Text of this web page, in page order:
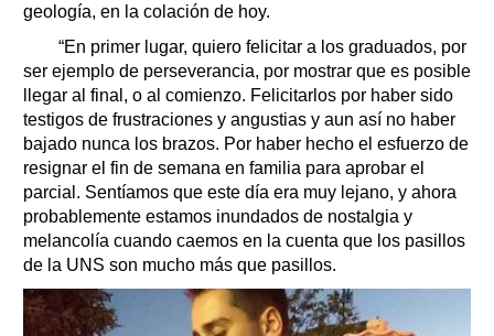
geología, en la colación de hoy.
“En primer lugar, quiero felicitar a los graduados, por
ser ejemplo de perseverancia, por mostrar que es posible
llegar al final, o al comienzo. Felicitarlos por haber sido
testigos de frustraciones y angustias y aun así no haber
bajado nunca los brazos. Por haber hecho el esfuerzo de
resignar el fin de semana en familia para aprobar el
parcial. Sentíamos que este día era muy lejano, y ahora
probablemente estamos inundados de nostalgia y
melancolía cuando caemos en la cuenta que los pasillos
de la UNS son mucho más que pasillos.